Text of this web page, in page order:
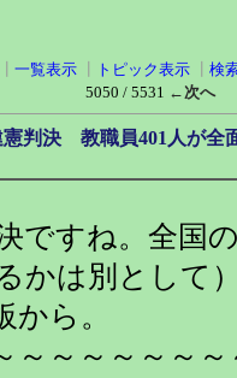
一覧表示 トピック表示
検
5050 / 5531 ←次へ
憲判決 教職員401人が全
ですね。全国
かは別として
ら。
～～～～～～